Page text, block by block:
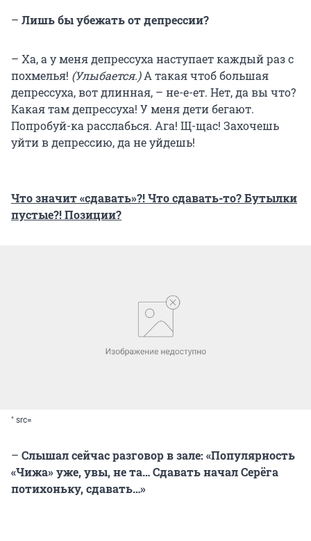
– Лишь бы убежать от депрессии?
– Ха, а у меня депрессуха наступает каждый раз с
похмелья! (Улыбается.)А такая чтоб большая
депрессуха, вот длинная, – не-е-ет. Нет, да вы что?
Какая там депрессуха! У меня дети бегают.
Попробуй-ка расслабься. Ага! Щ-щас! Захочешь
уйти в депрессию, да не уйдешь!
Что значит «сдавать»?! Что сдавать-то? Бутылки
пустые?! Позиции?
" src=
– Слышал сейчас разговор в зале: «Популярность
«Чижа» уже, увы, не та… Сдавать начал Серёга
потихоньку, сдавать…»